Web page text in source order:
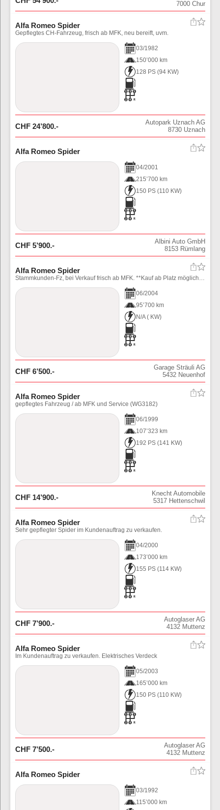
7000 Chur
Alfa Romeo Spider
Gepflegtes CH-Fahrzeug, frisch ab MFK, neu bereift, uvm.
03/1982
150’000 km
128 PS (94 KW)
CHF 24’800.-
Autopark Uznach AG
8730 Uznach
Alfa Romeo Spider
04/2001
215’700 km
150 PS (110 KW)
CHF 5’900.-
Albini Auto GmbH
8153 Rümlang
Alfa Romeo Spider
Stammkunden-Fz, bei Verkauf frisch ab MFK. **Kauf ab Platz möglich** !
06/2004
95’700 km
N/A( KW)
CHF 6’500.-
Garage Sträuli AG
5432 Neuenhof
Alfa Romeo Spider
gepflegtes Fahrzeug / ab MFK und Service (WG3182)
06/1999
107’323 km
192 PS (141 KW)
CHF 14’900.-
Knecht Automobile
5317 Hettenschwil
Alfa Romeo Spider
Sehr gepflegter Spider im Kundenauftrag zu verkaufen.
04/2000
173’000 km
155 PS (114 KW)
CHF 7’900.-
Autoglaser AG
4132 Muttenz
Alfa Romeo Spider
Im Kundenauftrag zu verkaufen. Elektrisches Verdeck
05/2003
165’000 km
150 PS (110 KW)
CHF 7’500.-
Autoglaser AG
4132 Muttenz
Alfa Romeo Spider
03/1992
115’000 km